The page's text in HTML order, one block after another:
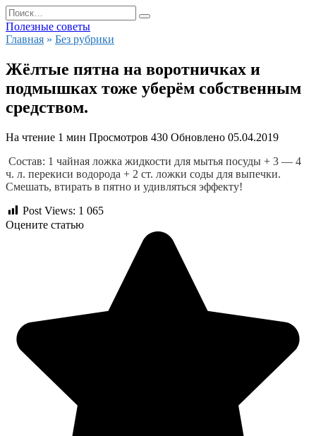
Перейти
к
содержанию
Search
for:
Полезные советы
Главная » Без рубрики
Жёлтые пятна на воротничках и
подмышках тоже уберём собственным
средством.
На чтение 1 мин Просмотров 430 Обновлено 05.04.2019
Состав: 1 чайная ложка жидкости для мытья посуды + 3 — 4
ч. л. перекиси водорода + 2 ст. ложки соды для выпечки.
Смешать, втирать в пятно и удивляться эффекту!
Post Views: 1 065
Оцените статью